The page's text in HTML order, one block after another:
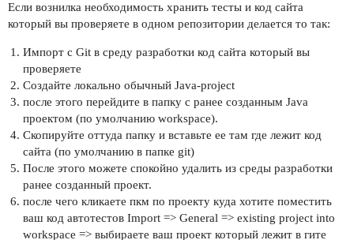
Если вознилка необходимость хранить тесты и код сайта
который вы проверяете в одном репозитории делается то так:
Импорт с Git в среду разработки код сайта который вы
проверяете
Создайте локально обычный Java-project
после этого перейдите в папку с ранее созданным Java
проектом (по умолчанию workspace).
Скопируйте оттуда папку и вставьте ее там где лежит код
сайта (по умолчанию в папке git)
После этого можете спокойно удалить из среды разработки
ранее созданный проект.
после чего кликаете пкм по проекту куда хотите поместить
ваш код автотестов Import => General => existing project into
workspace => выбираете ваш проект который лежит в гите